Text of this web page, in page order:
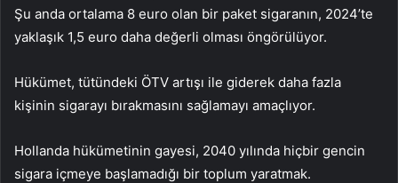
Şu anda ortalama 8 euro olan bir paket sigaranın, 2024’te
yaklaşık 1,5 euro daha değerli olması öngörülüyor.
Hükümet, tütündeki ÖTV artışı ile giderek daha fazla
kişinin sigarayı bırakmasını sağlamayı amaçlıyor.
Hollanda hükümetinin gayesi, 2040 yılında hiçbir gencin
sigara içmeye başlamadığı bir toplum yaratmak.